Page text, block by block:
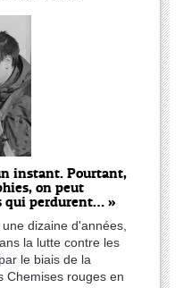
instant. Pourtant,
on peut
qui perdurent… »
dizaine d'années,
la lutte contre les
le biais de la
Chemises rouges en